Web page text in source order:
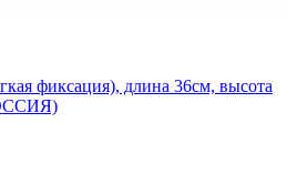
фиксация), длина 36см, высота